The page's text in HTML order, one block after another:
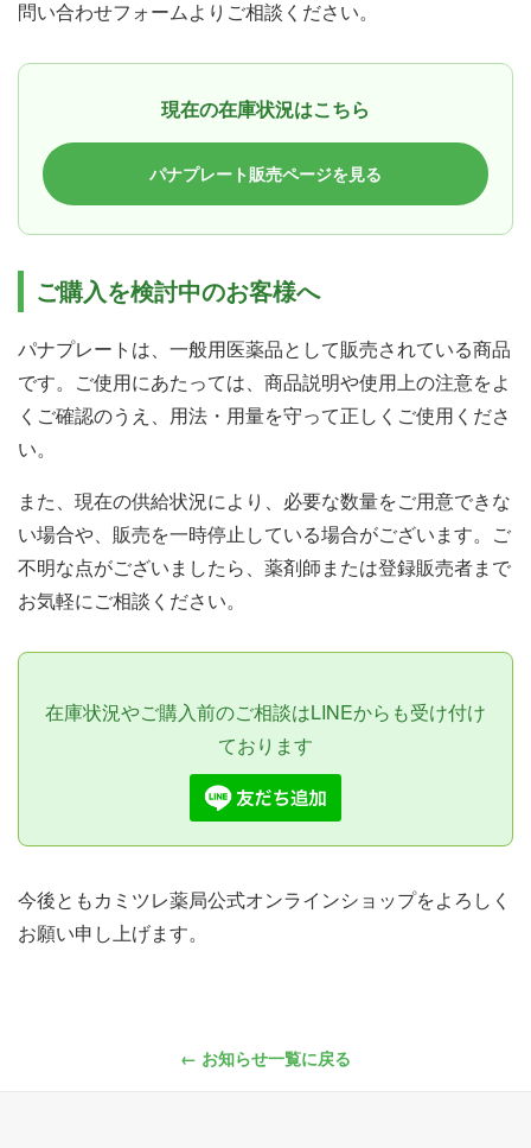
問い合わせフォームよりご相談ください。
現在の在庫状況はこちら
パナプレート販売ページを見る
ご購入を検討中のお客様へ
パナプレートは、一般用医薬品として販売されている商品
です。ご使用にあたっては、商品説明や使用上の注意をよ
くご確認のうえ、用法・用量を守って正しくご使用くださ
い。
また、現在の供給状況により、必要な数量をご用意できな
い場合や、販売を一時停止している場合がございます。ご
不明な点がございましたら、薬剤師または登録販売者まで
お気軽にご相談ください。
在庫状況やご購入前のご相談はLINEからも受け付け
ております
今後ともカミツレ薬局公式オンラインショップをよろしく
お願い申し上げます。
← お知らせ一覧に戻る